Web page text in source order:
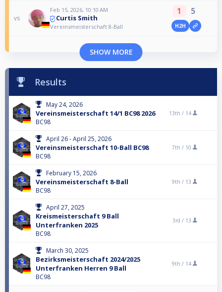
vs
Feb 15, 2026, 10:10 AM
Curtis Smith
Vereinsmeisterschaft 8-Ball
1 5
H2H
SHOW MORE
Results
May 24, 2026
Vereinsmeisterschaft 14/1 BC98 2026
BC98
13th / 14
April 26 - April 25, 2026
Vereinsmeisterschaft 10-Ball BC98
BC98
7th / 10
February 15, 2026
Vereinsmeisterschaft 8-Ball
BC98
9th / 13
April 27, 2025
Kreismeisterschaft 9 Ball
Unterfranken 2025
BC98
3rd / 13
March 30, 2025
Bezirksmeisterschaft 2024/2025
Unterfranken Herren 9 Ball
BC98
9th / 14